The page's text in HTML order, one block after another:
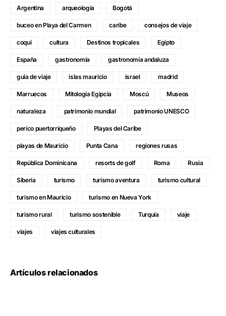
Argentina arqueología Bogotá
buceo en Playa del Carmen caribe consejos de viaje
coquí cultura Destinos tropicales Egipto
España gastronomía gastronomía andaluza
guía de viaje islas mauricio israel madrid
Marruecos Mitología Egipcia Moscú Museos
naturaleza patrimonio mundial patrimonio UNESCO
perico puertorriqueño Playas del Caribe
playas de Mauricio Punta Cana regiones rusas
República Dominicana resorts de golf Roma Rusia
Siberia turismo turismo aventura turismo cultural
turismo en Mauricio turismo en Nueva York
turismo rural turismo sostenible Turquía viaje
viajes viajes culturales
Artículos relacionados